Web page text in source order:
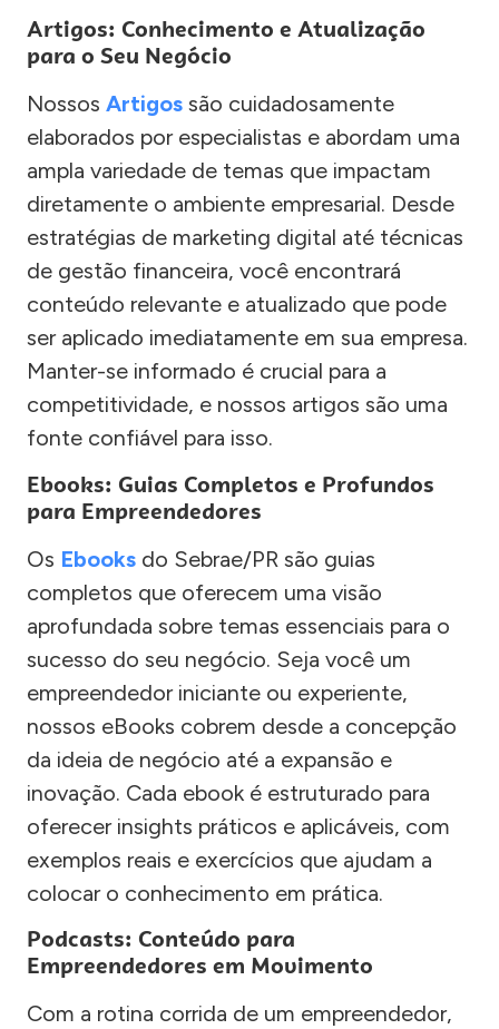
Artigos: Conhecimento e Atualização
para o Seu Negócio
Nossos Artigos são cuidadosamente
elaborados por especialistas e abordam uma
ampla variedade de temas que impactam
diretamente o ambiente empresarial. Desde
estratégias de marketing digital até técnicas
de gestão financeira, você encontrará
conteúdo relevante e atualizado que pode
ser aplicado imediatamente em sua empresa.
Manter-se informado é crucial para a
competitividade, e nossos artigos são uma
fonte confiável para isso.
Ebooks: Guias Completos e Profundos
para Empreendedores
Os Ebooks do Sebrae/PR são guias
completos que oferecem uma visão
aprofundada sobre temas essenciais para o
sucesso do seu negócio. Seja você um
empreendedor iniciante ou experiente,
nossos eBooks cobrem desde a concepção
da ideia de negócio até a expansão e
inovação. Cada ebook é estruturado para
oferecer insights práticos e aplicáveis, com
exemplos reais e exercícios que ajudam a
colocar o conhecimento em prática.
Podcasts: Conteúdo para
Empreendedores em Movimento
Com a rotina corrida de um empreendedor,